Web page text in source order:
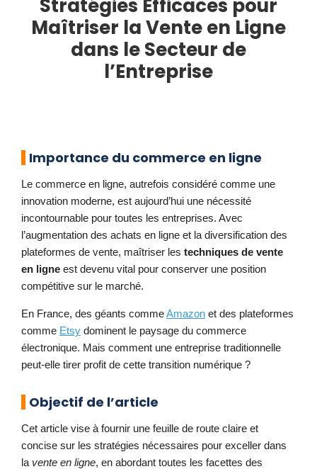
Stratégies Efficaces pour
Maîtriser la Vente en Ligne
dans le Secteur de
l’Entreprise
Importance du commerce en ligne
Le commerce en ligne, autrefois considéré comme une
innovation moderne, est aujourd’hui une nécessité
incontournable pour toutes les entreprises. Avec
l’augmentation des achats en ligne et la diversification des
plateformes de vente, maîtriser les techniques de vente
en ligne est devenu vital pour conserver une position
compétitive sur le marché.
En France, des géants commeAmazon et des plateformes
comme Etsy dominent le paysage du commerce
électronique. Mais comment une entreprise traditionnelle
peut-elle tirer profit de cette transition numérique ?
Objectif de l’article
Cet article vise à fournir une feuille de route claire et
concise sur les stratégies nécessaires pour exceller dans
la vente en ligne, en abordant toutes les facettes des